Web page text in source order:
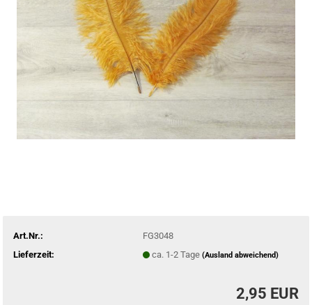
Art.Nr.:
FG3048
Lieferzeit:
ca. 1-2 Tage (Ausland abweichend)
2,95 EUR